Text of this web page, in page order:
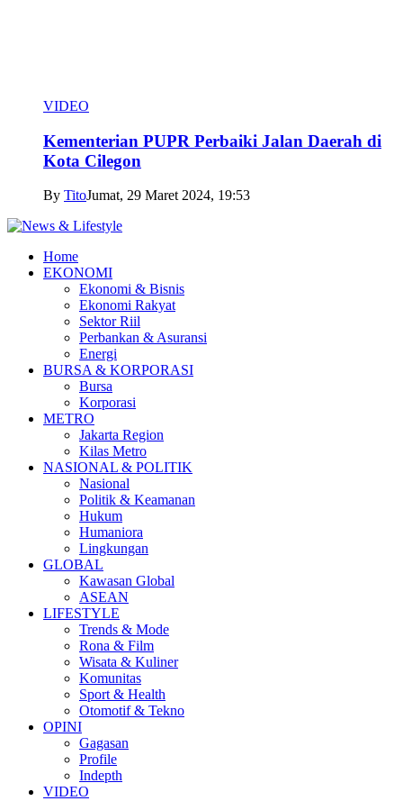
VIDEO
Kementerian PUPR Perbaiki Jalan Daerah di
Kota Cilegon
By TitoJumat, 29 Maret 2024, 19:53
Home
EKONOMI
Ekonomi & Bisnis
Ekonomi Rakyat
Sektor Riil
Perbankan & Asuransi
Energi
BURSA & KORPORASI
Bursa
Korporasi
METRO
Jakarta Region
Kilas Metro
NASIONAL & POLITIK
Nasional
Politik & Keamanan
Hukum
Humaniora
Lingkungan
GLOBAL
Kawasan Global
ASEAN
LIFESTYLE
Trends & Mode
Rona & Film
Wisata & Kuliner
Komunitas
Sport & Health
Otomotif & Tekno
OPINI
Gagasan
Profile
Indepth
VIDEO